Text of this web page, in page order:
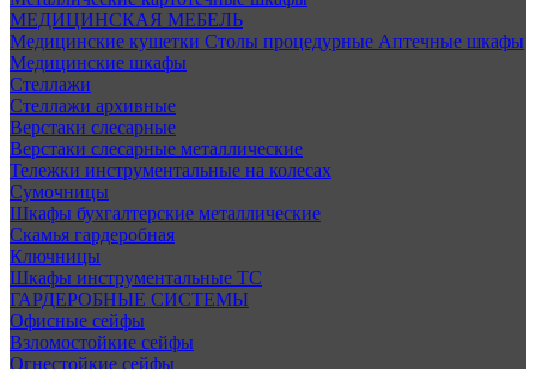
МЕДИЦИНСКАЯ МЕБЕЛЬ
Медицинские кушетки Столы процедурные Аптечные шкафы
Медицинские шкафы
Стеллажи
Стеллажи архивные
Верстаки слесарные
Верстаки слесарные металлические
Тележки инструментальные на колесах
Сумочницы
Шкафы бухгалтерские металлические
Скамья гардеробная
Ключницы
Шкафы инструментальные ТС
ГАРДЕРОБНЫЕ СИСТЕМЫ
Офисные сейфы
Взломостойкие сейфы
Огнестойкие сейфы